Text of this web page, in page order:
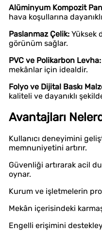
Alüminyum Kompozit
hava koşullarına
Paslanmaz Çelik: Yüksek
görünüm sağlar.
PVC ve Polikarbon Levha:
mekânlar için idealdir.
Folyo ve Dijital Baskı
kaliteli ve dayanıklı
Avantajları
Kullanıcı deneyimini
memnuniyetini artırır.
Güvenliği artırarak acil
oynar.
Kurum ve işletmelerin
Mekân içerisindeki
Engelli erişimini